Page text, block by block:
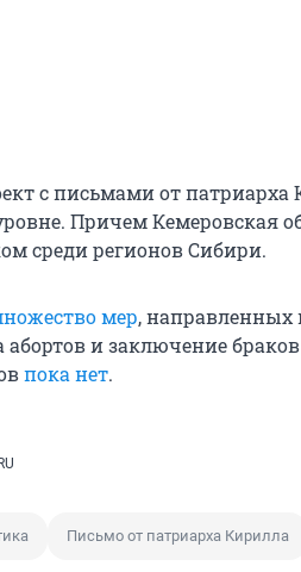
с письмами от патриарха
Причем Кемеровская
среди регионов Сибири.
мер,
и заключение
пока нет.
Письмо от патриарха Кирилла